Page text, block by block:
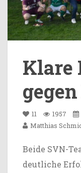
Klare
11 1957
Matthias
Beide SVN-
deutliche